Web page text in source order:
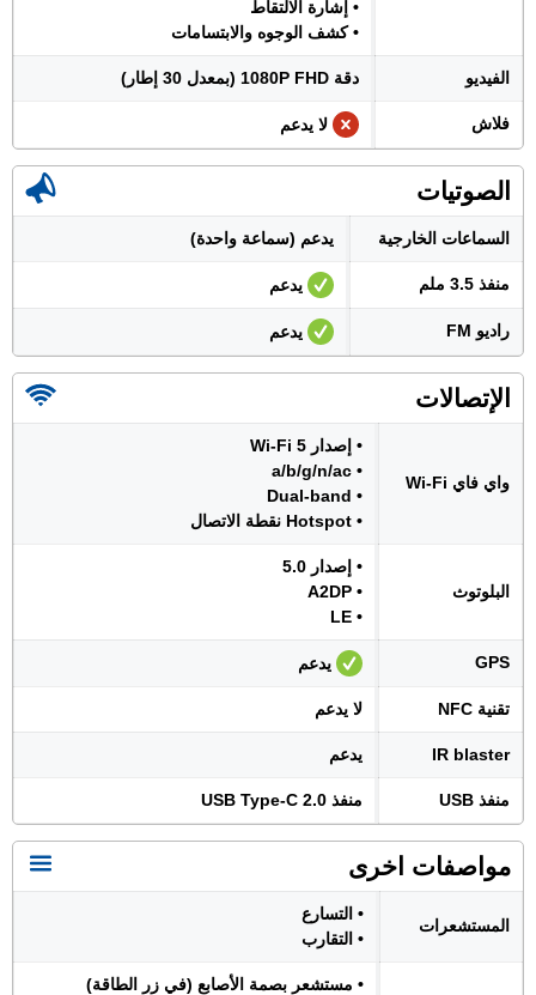
• إشارة الالتقاط
• كشف الوجوه والابتسامات
الفيديو دقة 1080P FHD (بمعدل 30 إطار)
فلاش لا يدعم
الصوتيات
السماعات الخارجية يدعم (سماعة واحدة)
منفذ 3.5 ملم يدعم
راديو FM يدعم
الإتصالات
واي فاي Wi-Fi
• إصدار Wi-Fi 5
• a/b/g/n/ac
• Dual-band
• Hotspot نقطة الاتصال
البلوتوث
• إصدار 5.0
• A2DP
• LE
GPS يدعم
تقنية NFC لا يدعم
IR blaster يدعم
منفذ USB منفذ USB Type-C 2.0
مواصفات اخرى
المستشعرات
• التسارع
• التقارب
• مستشعر بصمة الأصابع (في زر الطاقة)